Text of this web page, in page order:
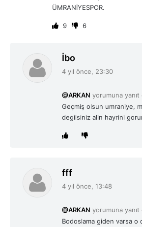
ÜMRANİYESPOR.
9 6
İbo
4 yıl önce, 23:30
@ARKAN yorumuna yanıt
Geçmiş olsun umraniye,
degilsiniz alin hayrini
fff
4 yıl önce, 13:48
@ARKAN yorumuna yanıt
Bodoslama giden varsa o